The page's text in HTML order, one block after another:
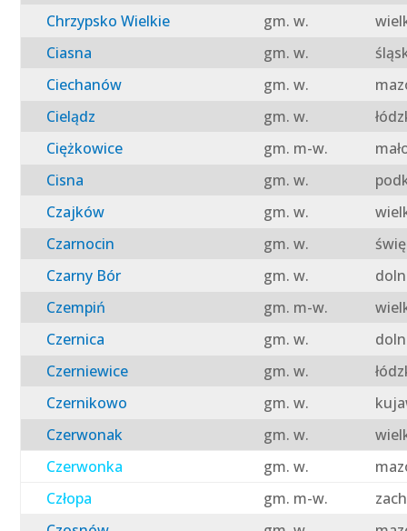
Chrzypsko Wielkie
gm. w.
Ciasna
gm. w.
Ciechanów
gm. w.
Cielądz
gm. w.
Ciężkowice
gm. m-w.
Cisna
gm. w.
Czajków
gm. w.
Czarnocin
gm. w.
Czarny Bór
gm. w.
Czempiń
gm. m-w.
Czernica
gm. w.
Czerniewice
gm. w.
Czernikowo
gm. w.
Czerwonak
gm. w.
Czerwonka
gm. w.
Człopa
gm. m-w.